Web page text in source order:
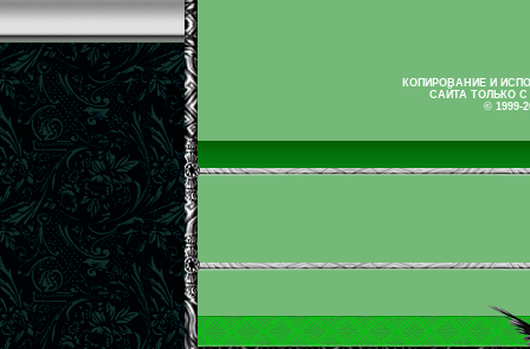
КОПИРОВАНИЕ И
САЙТА ТОЛЬКО
© 1999-